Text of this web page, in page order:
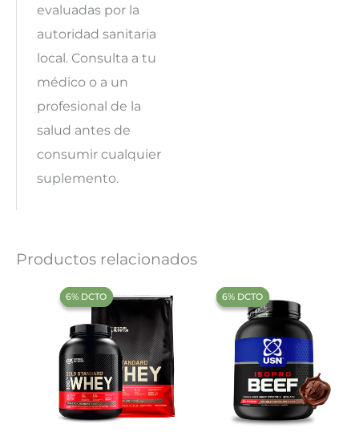
evaluadas por la
autoridad sanitaria
local. Consulta a tu
médico o a un
profesional de la
salud antes de
consumir cualquier
suplemento.
Productos relacionados
‍6% DCTO‍‍
‍6% DCTO‍‍ ‍6% DCTO‍‍
‍6% DCTO‍‍